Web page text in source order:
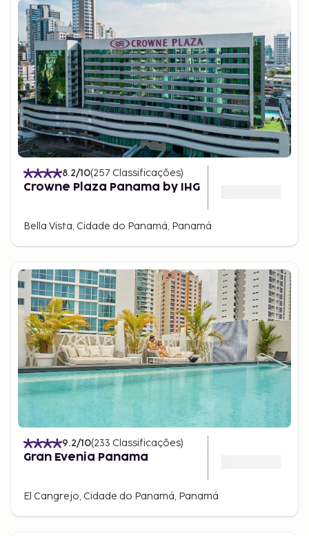
8.2/10(257 Classificações)
Crowne Plaza Panama by IHG
Bella Vista, Cidade do Panamá, Panamá
9.2/10(233 Classificações)
Gran Evenia Panama
El Cangrejo, Cidade do Panamá, Panamá